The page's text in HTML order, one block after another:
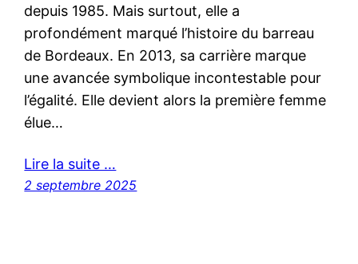
depuis 1985. Mais surtout, elle a
profondément marqué l’histoire du barreau
de Bordeaux. En 2013, sa carrière marque
une avancée symbolique incontestable pour
l’égalité. Elle devient alors la première femme
élue…
Lire la suite …
2 septembre 2025